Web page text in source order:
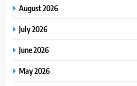
August 2026
July 2026
June 2026
May 2026